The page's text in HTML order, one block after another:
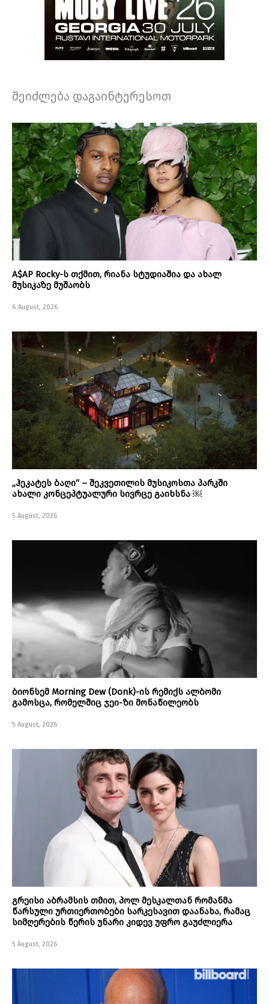
შეიძლება დაგაინტერესოთ
A$AP Rocky-ს თქმით, რიანა სტუდიაშია და ახალ
მუსიკაზე მუშაობს
6 August, 2026
„ჰეკატეს ბაღი“ – შეკვეთილის მუსიკოსთა პარკში
ახალი კონცეპტუალური სივრცე გაიხსნა ￼
5 August, 2026
ბიონსემ Morning Dew (Donk)-ის რემიქს ალბომი
გამოსცა, რომელშიც ჯეი-ზი მონაწილეობს
5 August, 2026
გრეისი აბრამსის თმით, პოლ მესკალთან რომანმა
წარსული ურთიერთობები სარკესავით დაანახა, რამაც
სიმღერების წერის უნარი კიდევ უფრო გაუძლიერა
5 August, 2026